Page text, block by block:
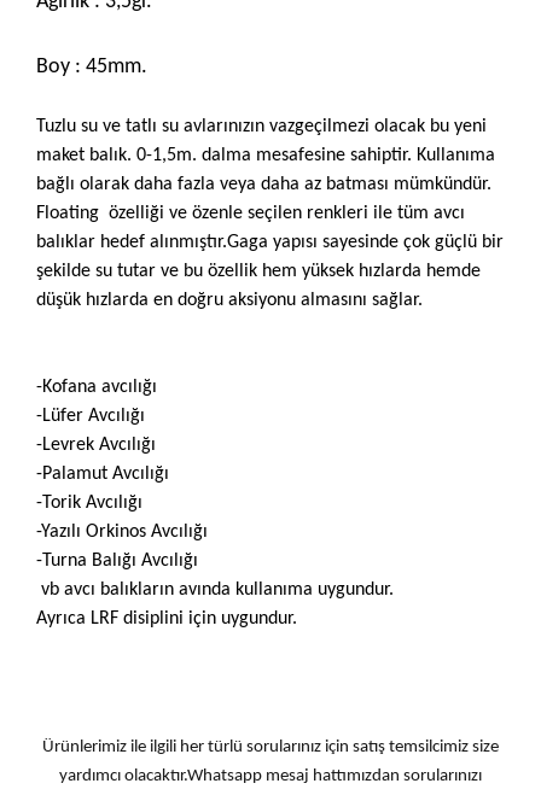
Boy : 45mm.
Tuzlu su ve tatlı su avlarınızın vazgeçilmezi olacak bu yeni
maket balık. 0-1,5m. dalma mesafesine sahiptir. Kullanıma
bağlı olarak daha fazla veya daha az batması mümkündür.
Floating özelliği ve özenle seçilen renkleri ile tüm avcı
balıklar hedef alınmıştır.Gaga yapısı sayesinde çok güçlü bir
şekilde su tutar ve bu özellik hem yüksek hızlarda hemde
düşük hızlarda en doğru aksiyonu almasını sağlar.
-Kofana avcılığı
-Lüfer Avcılığı
-Levrek Avcılığı
-Palamut Avcılığı
-Torik Avcılığı
-Yazılı Orkinos Avcılığı
-Turna Balığı Avcılığı
vb avcı balıkların avında kullanıma uygundur.
Ayrıca LRF disiplini için uygundur.
Ürünlerimiz ile ilgili her türlü sorularınız için satış temsilcimiz size
yardımcı olacaktır.Whatsapp mesaj hattımızdan sorularınızı